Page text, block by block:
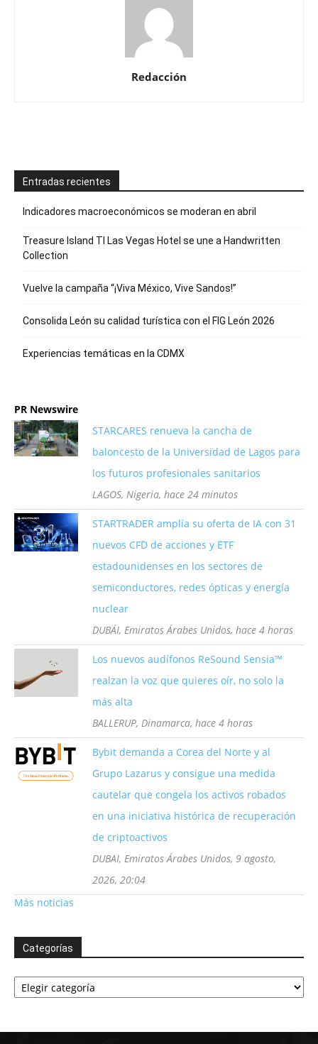
Redacción
Entradas recientes
Indicadores macroeconómicos se moderan en abril
Treasure Island TI Las Vegas Hotel se une a Handwritten
Collection
Vuelve la campaña “¡Viva México, Vive Sandos!”
Consolida León su calidad turística con el FIG León 2026
Experiencias temáticas en la CDMX
PR Newswire
STARCARES renueva la cancha de
baloncesto de la Universidad de Lagos para
los futuros profesionales sanitarios
LAGOS, Nigeria, hace 24 minutos
STARTRADER amplía su oferta de IA con 31
nuevos CFD de acciones y ETF
estadounidenses en los sectores de
semiconductores, redes ópticas y energía
nuclear
DUBÁI, Emiratos Árabes Unidos, hace 4 horas
Los nuevos audífonos ReSound Sensia™
realzan la voz que quieres oír, no solo la
más alta
BALLERUP, Dinamarca, hace 4 horas
Bybit demanda a Corea del Norte y al
Grupo Lazarus y consigue una medida
cautelar que congela los activos robados
en una iniciativa histórica de recuperación
de criptoactivos
DUBAI, Emiratos Árabes Unidos, 9 agosto,
2026, 20:04
Más noticias
Categorías
Categorías